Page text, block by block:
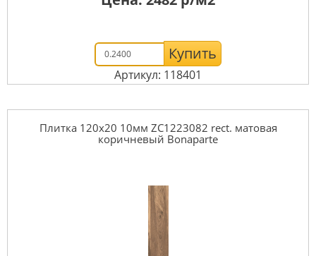
Купить
Артикул: 118401
Плитка 120x20 10мм ZC1223082 rect. матовая
коричневый Bonaparte